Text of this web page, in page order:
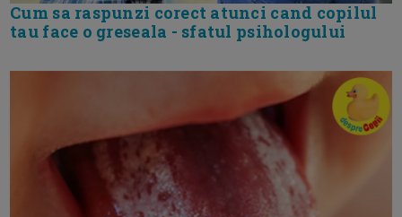
Cum sa raspunzi corect atunci cand copilul
tau face o greseala - sfatul psihologului